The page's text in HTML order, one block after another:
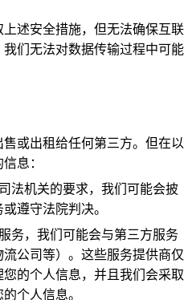
述安全措施，但无法确保互联
们无法对数据传输过程中可能
或出租给任何第三方。但在以
息：
法机关的要求，我们可能会披
遵守法院判决。
务，我们可能会与第三方服务
公司等）。这些服务提供商仅
的个人信息，并且我们会采取
个人信息。